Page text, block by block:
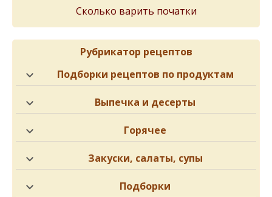
Сколько варить початки
Рубрикатор рецептов
Подборки рецептов по продуктам
Выпечка и десерты
Горячее
Закуски, салаты, супы
Подборки